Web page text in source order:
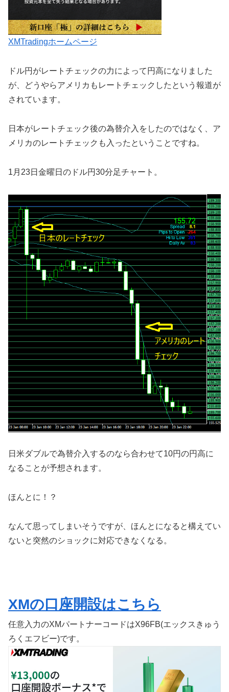
XMTradingホームページ
ドル円がレートチェックの力によって円高になりました
が、どうやらアメリカもレートチェックしたという報道が
されています。
日本がレートチェック後の為替介入をしたのではなく、ア
メリカのレートチェックも入ったということですね。
1月23日金曜日のドル円30分足チャート。
日米ダブルで為替介入するのなら合わせて10円の円高に
なることが予想されます。
ほんとに！？
なんて思ってしまいそうですが、ほんとになると構えてい
ないと突然のショックに対応できなくなる。
XMの口座開設はこちら
任意入力のXMパートナーコードはX96FB(エックスきゅう
ろくエフビー)です。